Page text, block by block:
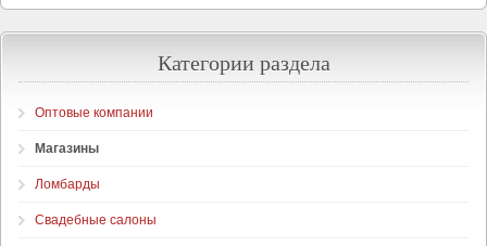
Категории раздела
Оптовые компании
Магазины
Ломбарды
Свадебные салоны